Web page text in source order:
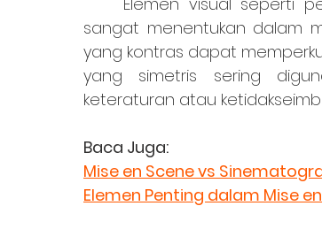
sangat menentukan dalam
yang kontras dapat
yang simetris sering
keteraturan atau
Baca Juga:
Mise en Scene vs
Elemen Penting dalam Mise